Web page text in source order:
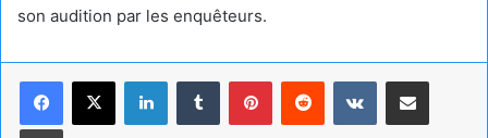
son audition par les enquêteurs.
LinkedinTumblr PinterestReddit VKontaktePartager par email
Imprimer